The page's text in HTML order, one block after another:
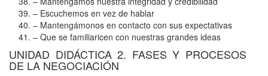
– Escuchemos en vez de hablar
– Mantengámonos en contacto con sus expectativas
– Que se familiaricen con nuestras grandes ideas
UNIDAD DIDÁCTICA 2. FASES Y PROCESOS
DE LA NEGOCIACIÓN